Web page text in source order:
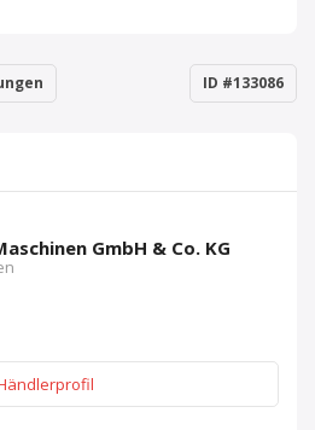
ID #133086
GmbH & Co. KG